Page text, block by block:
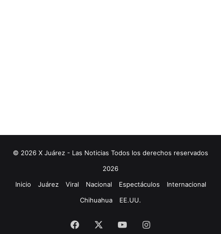
© 2026 X Juárez - Las Noticias Todos los derechos reservados
2026
Inicio
Juárez Viral Nacional Espectáculos
Internacional
Chihuahua
EE.UU.
Facebook YouTubeInstagram